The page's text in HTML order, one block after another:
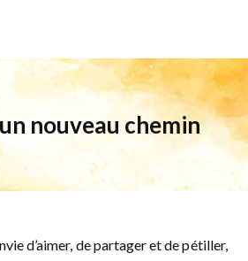
nouveau chemin
d’aimer, de partager et de pétiller,